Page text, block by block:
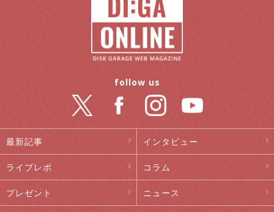
最新記事 インタビュー
ライブレポ コラム
プレゼント ニュース
follow us